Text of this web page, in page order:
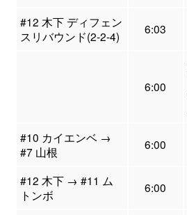
#12 木下 ディフェン
スリバウンド(2-2-4)
6:03
6:00
#10 カイエンベ →
#7 山根
6:00
#12 木下 → #11 ム
トンボ
6:00